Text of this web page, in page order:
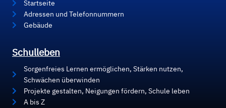
Startseite
Adressen und Telefonnummern
Gebäude
Schulleben
Sorgenfreies Lernen ermöglichen, Stärken nutzen,
Schwächen überwinden
Projekte gestalten, Neigungen fördern, Schule leben
A bis Z